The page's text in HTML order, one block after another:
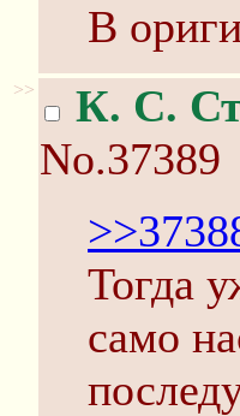
В
>> К. С.
No.37389
Тогда
само